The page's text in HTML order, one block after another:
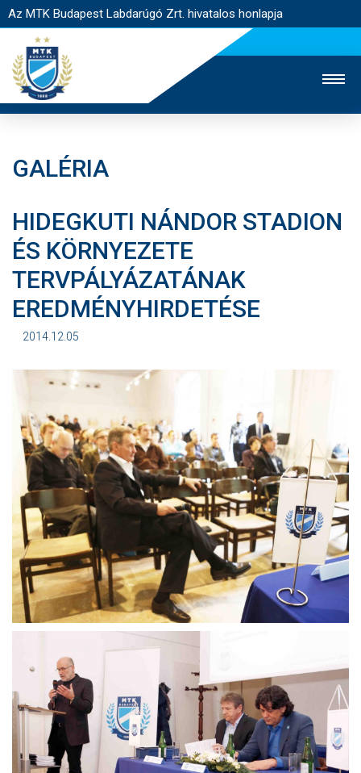
Az MTK Budapest Labdarúgó Zrt. hivatalos honlapja
JEGYÉRTÉKESÍTÉS
WEBSHOP
STADION
EGYESÜLET
KAPCSOLAT
NYITÓLAP
KLUB
GALÉRIA
SZURKOLÓI ÉLMÉNYEK
AKKREDITÁCIÓ
GALÉRIA
HIDEGKUTI NÁNDOR STADION
ÉS KÖRNYEZETE
TERVPÁLYÁZATÁNAK
EREDMÉNYHIRDETÉSE
2014.12.05